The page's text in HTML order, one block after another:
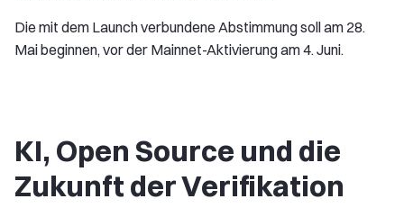
Die mit dem Launch verbundene Abstimmung soll am 28.
Mai beginnen, vor der Mainnet-Aktivierung am 4. Juni.
KI, Open Source und die
Zukunft der Verifikation